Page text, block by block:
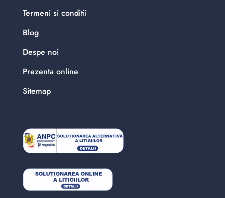
Termeni si conditii
Blog
Despe noi
Prezenta online
Sitemap